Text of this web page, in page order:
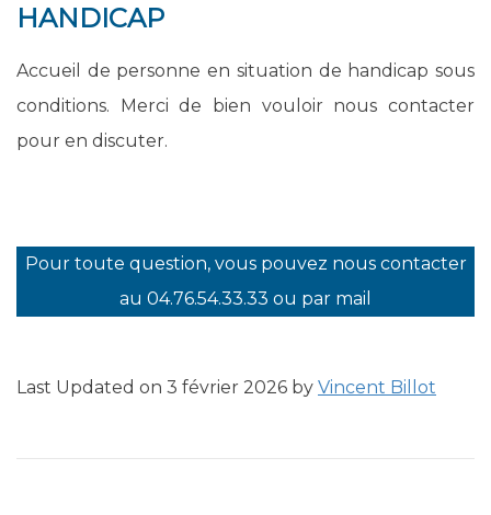
HANDICAP
Accueil de personne en situation de handicap sous
conditions. Merci de bien vouloir nous contacter
pour en discuter.
Pour toute question, vous pouvez nous contacter
au 04.76.54.33.33 ou par mail
Last Updated on 3 février 2026 by Vincent Billot